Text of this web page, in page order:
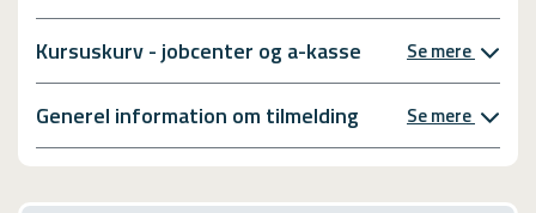
Kursuskurv - jobcenter og a-kasse
Se mere
Generel information om tilmelding Se mere